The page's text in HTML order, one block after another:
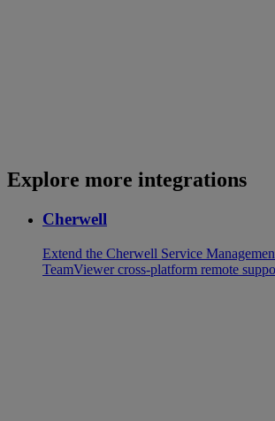
Explore more integrations
Cherwell
Extend the Cherwell Service
TeamViewer cross-platform remote